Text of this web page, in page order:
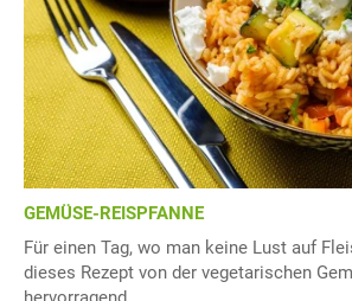
GEMÜSE-REISPFANNE
Für einen Tag, wo man keine Lust auf
dieses Rezept von der vegetarischen